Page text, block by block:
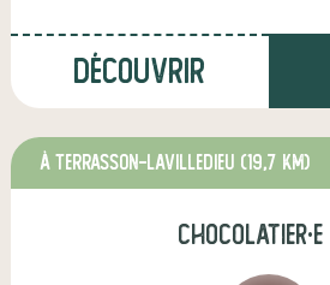
Découvrir
à Terrasson-Lavilledieu (19,7 km)
chocolatier·e